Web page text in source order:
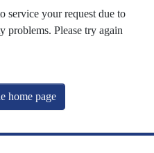
service your request due to
problems. Please try again
home page